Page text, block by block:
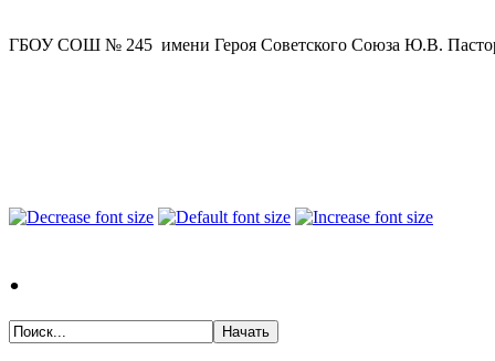
ГБОУ СОШ № 245 имени Героя Советского Союза Ю.В.
.